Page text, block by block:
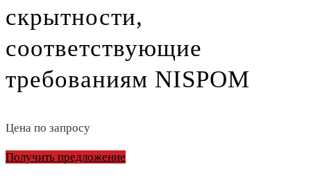
скрытности,
соответствующие
требованиям NISPOM
Цена по запросу
Получить предложение